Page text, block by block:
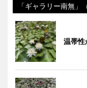
「ギャラリー南無
温帯性